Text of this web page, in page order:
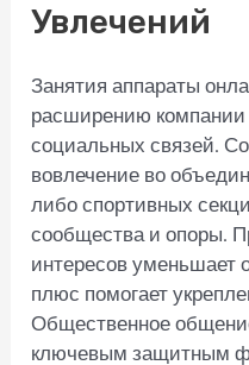
Увлечений
Занятия аппараты
расширению компании
социальных связей.
вовлечение во
либо спортивных
сообщества и опоры.
интересов уменьшает
плюс помогает
Общественное
ключевым защитным